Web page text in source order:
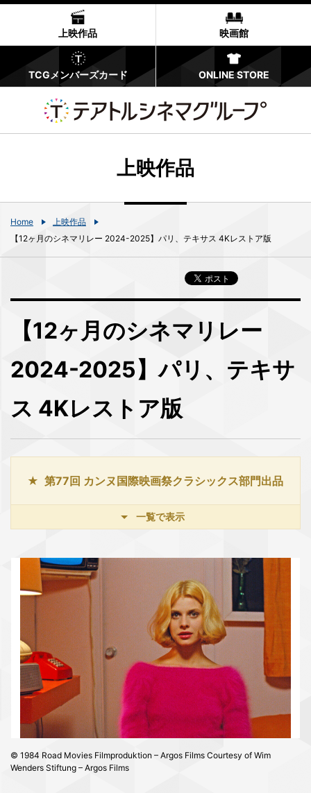
上映作品 映画館
TCGメンバーズカード ONLINE STORE
上映作品
Home
上映作品
【12ヶ月のシネマリレー 2024-2025】パリ、テキサス 4Kレストア版
【12ヶ月のシネマリレー
2024-2025】パリ、テキサ
ス 4Kレストア版
第77回 カンヌ国際映画祭クラシックス部門出品
一覧で表示
© 1984 Road Movies Filmproduktion – Argos Films Courtesy of Wim
Wenders Stiftung – Argos Films